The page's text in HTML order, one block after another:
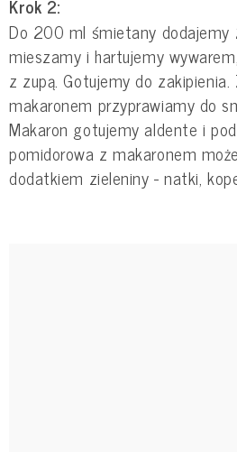
Krok 2:
Do 200 ml śmietany dodajemy
mieszamy i hartujemy
z zupą. Gotujemy do
makaronem przyprawiamy do
Makaron gotujemy aldente i
pomidorowa z makaronem
dodatkiem zieleniny - natki,